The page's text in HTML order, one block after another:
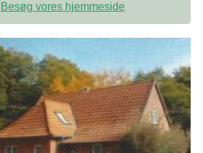
Besøg vores hjemmeside